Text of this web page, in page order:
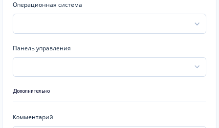
Операционная система
Панель управления
Дополнительно
Комментарий